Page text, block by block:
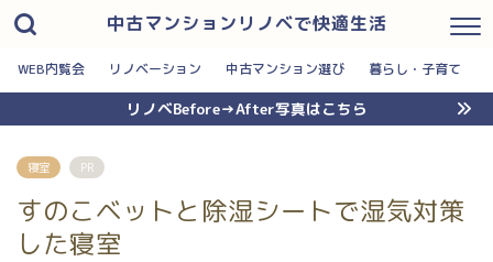
中古マンションリノベで快適生活
WEB内覧会 リノベーション 中古マンション選び 暮らし・子育て
リノベBefore→After写真はこちら
寝室 PR
すのこベットと除湿シートで湿気対策
した寝室